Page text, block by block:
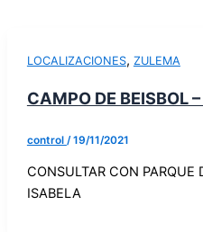
LOCALIZACIONES, ZULEMA
CAMPO DE BEISBOL
control /19/11/2021
CONSULTAR CON
ISABELA